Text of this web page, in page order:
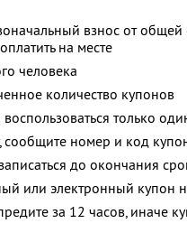
взнос от общей
на месте
человека
количество купонов
только
сообщите номер и код
до окончания
или электронный купон
за 12 часов, иначе